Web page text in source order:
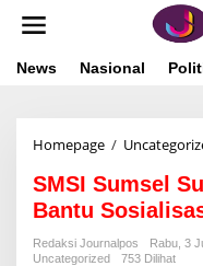
News Nasional
Homepage /
SMSI Sumsel
Bantu
Redaksi Journalpos
Rabu, 3
Uncategorized
753 Dilihat